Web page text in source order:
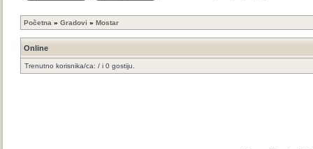
Početna » Gradovi » Mostar
Online
Trenutno korisnika/ca: / i 0 gostiju.